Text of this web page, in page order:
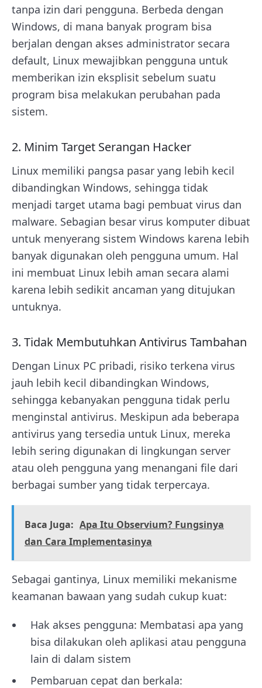
tanpa izin dari pengguna. Berbeda dengan
Windows, di mana banyak program bisa
berjalan dengan akses administrator secara
default, Linux mewajibkan pengguna untuk
memberikan izin eksplisit sebelum suatu
program bisa melakukan perubahan pada
sistem.
2. Minim Target Serangan Hacker
Linux memiliki pangsa pasar yang lebih kecil
dibandingkan Windows, sehingga tidak
menjadi target utama bagi pembuat virus dan
malware. Sebagian besar virus komputer dibuat
untuk menyerang sistem Windows karena lebih
banyak digunakan oleh pengguna umum. Hal
ini membuat Linux lebih aman secara alami
karena lebih sedikit ancaman yang ditujukan
untuknya.
3. Tidak Membutuhkan Antivirus Tambahan
Dengan Linux PC pribadi, risiko terkena virus
jauh lebih kecil dibandingkan Windows,
sehingga kebanyakan pengguna tidak perlu
menginstal antivirus. Meskipun ada beberapa
antivirus yang tersedia untuk Linux, mereka
lebih sering digunakan di lingkungan server
atau oleh pengguna yang menangani file dari
berbagai sumber yang tidak terpercaya.
Baca Juga: Apa Itu Observium? Fungsinya
dan Cara Implementasinya
Sebagai gantinya, Linux memiliki mekanisme
keamanan bawaan yang sudah cukup kuat:
Hak akses pengguna: Membatasi apa yang
bisa dilakukan oleh aplikasi atau pengguna
lain di dalam sistem
Pembaruan cepat dan berkala: